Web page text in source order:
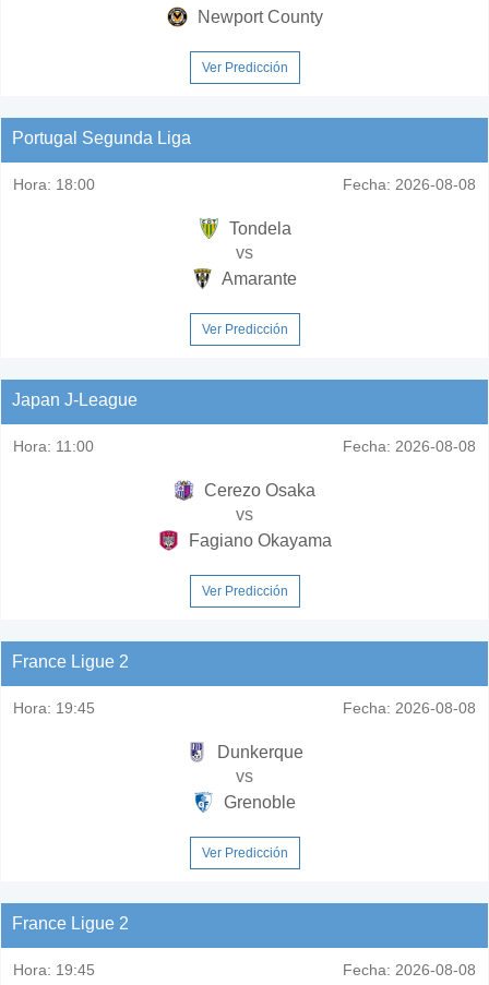
Newport County
Ver Predicción
Portugal Segunda Liga
Hora: 18:00 Fecha: 2026-08-08
Tondela
vs
Amarante
Ver Predicción
Japan J-League
Hora: 11:00 Fecha: 2026-08-08
Cerezo Osaka
vs
Fagiano Okayama
Ver Predicción
France Ligue 2
Hora: 19:45 Fecha: 2026-08-08
Dunkerque
vs
Grenoble
Ver Predicción
France Ligue 2
Hora: 19:45 Fecha: 2026-08-08